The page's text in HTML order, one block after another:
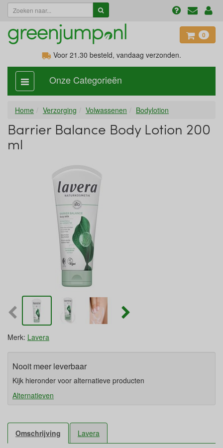
0
Voor 21.30 besteld, vandaag verzonden.
categorie
aan,
Onze Categorieën
Home Verzorging Volwassenen Bodylotion
Barrier Balance Body Lotion 200
ml
Merk: Lavera
Nooit meer leverbaar
Kijk hieronder voor alternatieve producten
Alternatieven
Omschrijving Lavera